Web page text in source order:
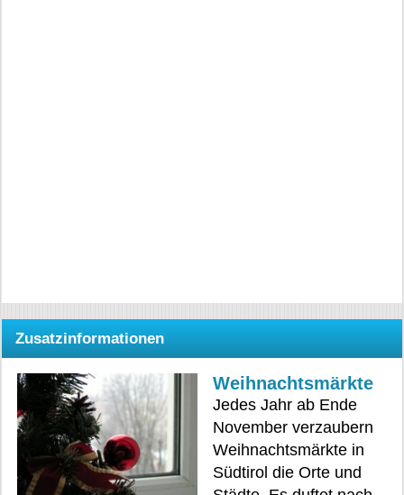
Zusatzinformationen
Weihnachtsmärkte
Jedes Jahr ab Ende
November verzaubern
Weihnachtsmärkte in
Südtirol die Orte und